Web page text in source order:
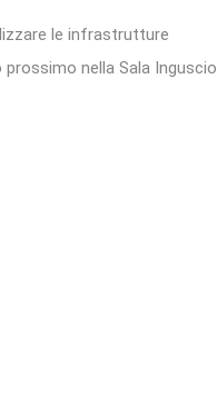
le infrastrutture
nella Sala Inguscio